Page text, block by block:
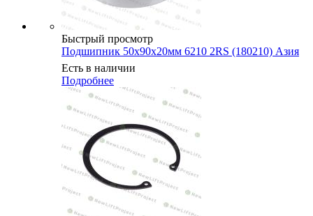
Быстрый просмотр
Подшипник 50х90х20мм 6210 2RS (180210) Азия
Есть в наличии
Подробнее